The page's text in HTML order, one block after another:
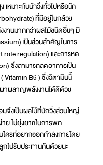
หมาะกับนักวิ่งทั่วไปหรือนัก
ที่มีอยู่ในกล้วย
งานมากกว่าผลไม้ชนิดอื่นๆ มี
เป็นส่วนสำคัญในการ
rate regulation) และการหด
ซึ่งสามารถลดอาการเป็น
Vitamin B6 ) ซึ่งวิตามินนี้
ผาผลาญพลังงานได้ดีด้วย
งเป็นผลไม้ที่นักวิ่งส่วนใหญ่
ย ไม่ยุ่งยากในการพก
ครที่อยากออกกำลังกายโดย
ไปรับประทานกันด้วยนะ